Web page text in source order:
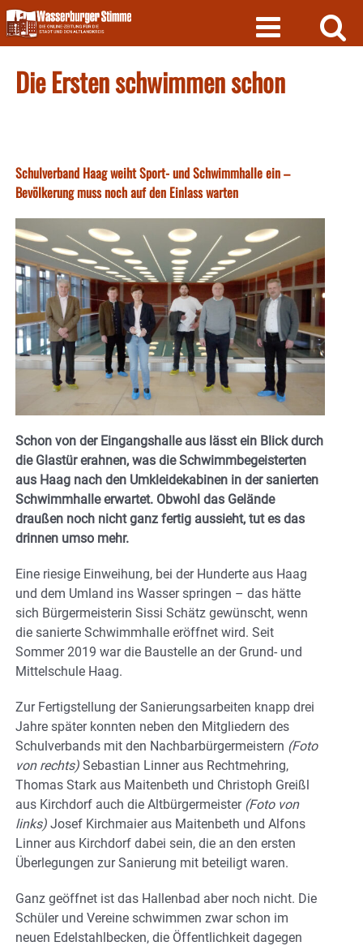
Skip
to
content
Die Ersten schwimmen schon
Schulverband Haag weiht Sport- und Schwimmhalle ein –
Bevölkerung muss noch auf den Einlass warten
Schon von der Eingangshalle aus lässt ein Blick durch
die Glastür erahnen, was die Schwimmbegeisterten
aus Haag nach den Umkleidekabinen in der sanierten
Schwimmhalle erwartet. Obwohl das Gelände
draußen noch nicht ganz fertig aussieht, tut es das
drinnen umso mehr.
Eine riesige Einweihung, bei der Hunderte aus Haag
und dem Umland ins Wasser springen – das hätte
sich Bürgermeisterin Sissi Schätz gewünscht, wenn
die sanierte Schwimmhalle eröffnet wird. Seit
Sommer 2019 war die Baustelle an der Grund- und
Mittelschule Haag.
Zur Fertigstellung der Sanierungsarbeiten knapp drei
Jahre später konnten neben den Mitgliedern des
Schulverbands mit den Nachbarbürgermeistern (Foto
von rechts) Sebastian Linner aus Rechtmehring,
Thomas Stark aus Maitenbeth und Christoph Greißl
aus Kirchdorf auch die Altbürgermeister (Foto von
links) Josef Kirchmaier aus Maitenbeth und Alfons
Linner aus Kirchdorf dabei sein, die an den ersten
Überlegungen zur Sanierung mit beteiligt waren.
Ganz geöffnet ist das Hallenbad aber noch nicht. Die
Schüler und Vereine schwimmen zwar schon im
neuen Edelstahlbecken, die Öffentlichkeit dagegen